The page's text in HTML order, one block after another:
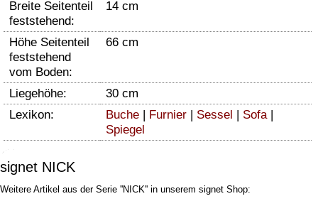
Breite Seitenteil
feststehend:
14 cm
Höhe Seitenteil
feststehend
vom Boden:
66 cm
Liegehöhe:
30 cm
Lexikon:
Buche | Furnier | Sessel | Sofa |
Spiegel
signet NICK
Weitere Artikel aus der Serie ''NICK'' in unserem signet Shop: